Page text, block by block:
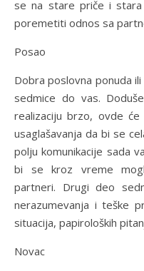
se na stare priče i
poremetiti odnos sa
Posao
Dobra poslovna ponuda
sedmice do vas.
realizaciju brzo, ovde
usaglašavanja da bi se
polju komunikacije sada
bi se kroz vreme
partneri. Drugi deo
nerazumevanja i teške
situacija, papiroloških
Novac